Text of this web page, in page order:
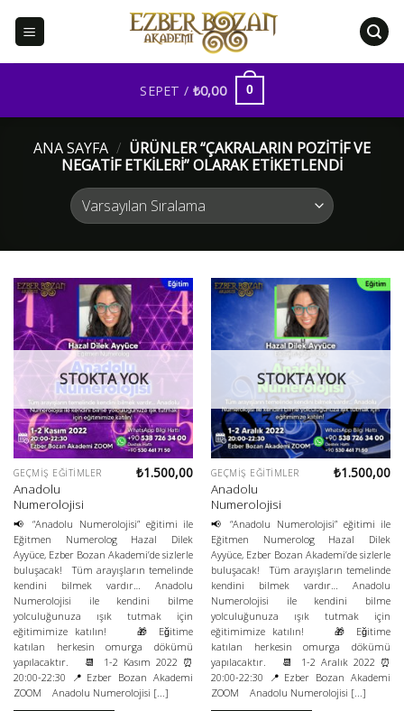
SEPET / ₺0,00 0
ANA SAYFA / ÜRÜNLER “ÇAKRALARIN POZITIF VE
NEGATIF ETKILERI” OLARAK ETIKETLENDI
STOKTA YOK
GEÇMIŞ EĞITIMLER
Anadolu
Numerolojisi
₺1.500,00
📢 “Anadolu Numerolojisi” eğitimi ile
Eğitmen Numerolog Hazal Dilek
Ayyüce, Ezber Bozan Akademi’de sizlerle
buluşacak! Tüm arayışların temelinde
kendini bilmek vardır… Anadolu
Numerolojisi ile kendini bilme
yolculuğunuza ışık tutmak için
eğitimimize katılın! 🎁 Eğitime
katılan herkesin omurga dökümü
yapılacaktır. 📆 1-2 Kasım 2022 ⏰
20:00-22:30 📍Ezber Bozan Akademi
ZOOM Anadolu Numerolojisi [...]
STOKTA YOK
GEÇMIŞ EĞITIMLER
Anadolu
Numerolojisi
₺1.500,00
📢 “Anadolu Numerolojisi” eğitimi ile
Eğitmen Numerolog Hazal Dilek
Ayyüce, Ezber Bozan Akademi’de sizlerle
buluşacak! Tüm arayışların temelinde
kendini bilmek vardır… Anadolu
Numerolojisi ile kendini bilme
yolculuğunuza ışık tutmak için
eğitimimize katılın! 🎁 Eğitime
katılan herkesin omurga dökümü
yapılacaktır. 📆 1-2 Aralık 2022 ⏰
20:00-22:30 📍Ezber Bozan Akademi
ZOOM Anadolu Numerolojisi [...]